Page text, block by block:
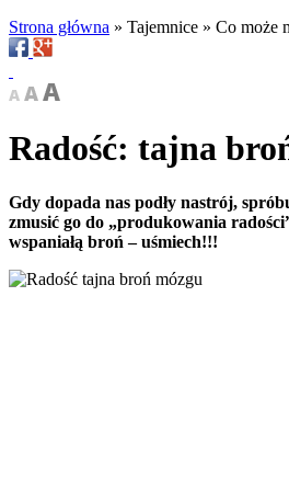
Strona główna » Tajemnice » Co może
Radość: tajna
Gdy dopada nas podły nastrój,
zmusić go do „produkowania
wspaniałą broń – uśmiech!!!